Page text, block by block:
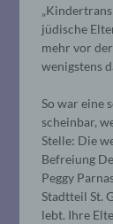
jüdische
mehr vor
wenigstens
So war eine
scheinbar,
Stelle: Die
Befreiung
Peggy
Stadtteil St.
lebt. Ihre